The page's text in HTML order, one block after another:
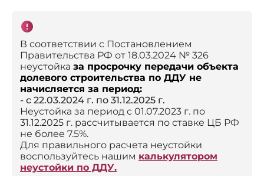
В соответствии с Постановлением
Правительства РФ от 18.03.2024 № 326
неустойка за просрочку передачи объекта
долевого строительства по ДДУ не
начисляется за период:
- с 22.03.2024 г. по 31.12.2025 г.
Неустойка за период с 01.07.2023 г. по
31.12.2025 г. рассчитывается по ставке ЦБ РФ
не более 7.5%.
Для правильного расчета неустойки
воспользуйтесь нашим калькулятором
неустойки по ДДУ.